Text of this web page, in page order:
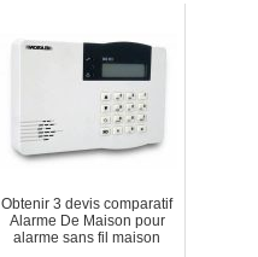
Obtenir 3 devis comparatif
Alarme De Maison pour
alarme sans fil maison